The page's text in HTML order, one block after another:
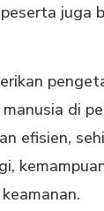
juga
di
efisien,